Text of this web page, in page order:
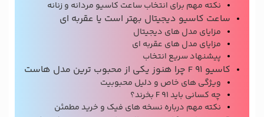
نکته مهم برای انتخاب ساعت کاسیو مردانه و زنانه
ساعت کاسیو دیجیتال بهتر است یا عقربه ای
مزایای مدل های دیجیتال
مزایای مدل های عقربه ای
پیشنهاد سریع انتخاب
کاسیو F 91 چرا هنوز یکی از محبوب ترین مدل هاست
ویژگی های خاص و دلیل محبوبیت
چه کسانی باید F 91 بخرند؟
نکته مهم درباره نسخه های فیک و خرید مطمئن